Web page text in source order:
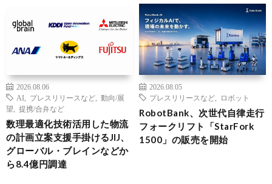
2026.08.06
AI
プレスリリースなど
動向/展
望
提携/合弁など
数理最適化技術活用した物流
の計画立案支援手掛けるJIJ、
グローバル・ブレインなどか
ら8.4億円調達
2026.08.05
プレスリリースなど
ロボット
RobotBank、次世代自律走行
フォークリフト「StarFork
1500」の販売を開始